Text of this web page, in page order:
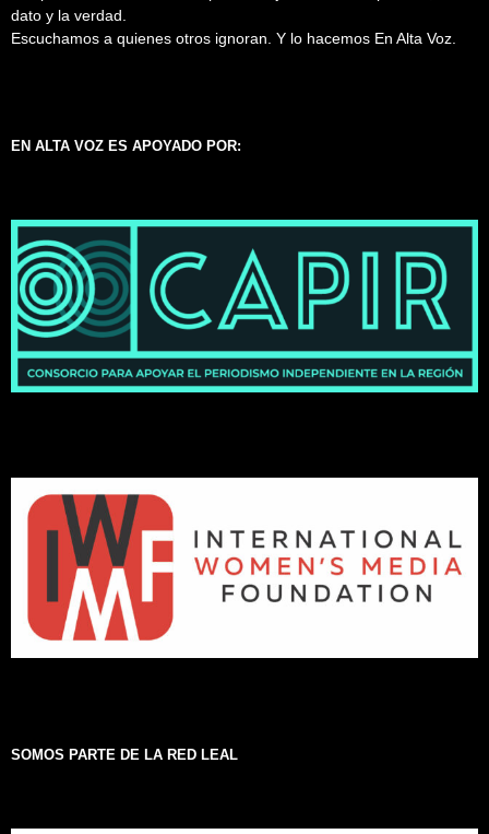
dato y la verdad.
Escuchamos a quienes otros ignoran. Y lo hacemos En Alta Voz.
EN ALTA VOZ ES APOYADO POR:
SOMOS PARTE DE LA RED LEAL